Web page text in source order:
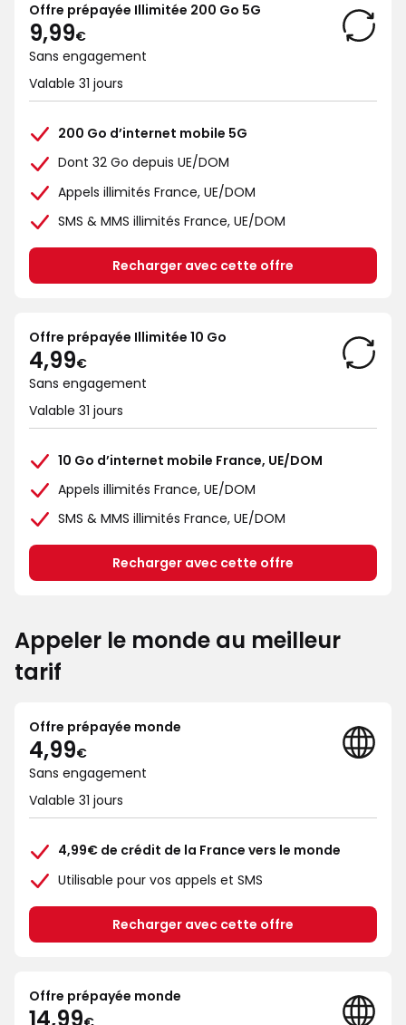
Offre prépayée Illimitée 200 Go 5G
9,99€
9€99
Sans engagement
Valable 31 jours
200 Go d’internet mobile 5G
Dont 32 Go depuis UE/DOM
Appels illimités France, UE/DOM
SMS & MMS illimités France, UE/DOM
Recharger avec cette offre
Offre prépayée Illimitée 10 Go
4,99€
4€99
Sans engagement
Valable 31 jours
10 Go d’internet mobile France, UE/DOM
Appels illimités France, UE/DOM
SMS & MMS illimités France, UE/DOM
Recharger avec cette offre
Appeler le monde au meilleur
tarif
Offre prépayée monde
4,99€
4€99
Sans engagement
Valable 31 jours
4,99€ de crédit de la France vers le monde
Utilisable pour vos appels et SMS
Recharger avec cette offre
Offre prépayée monde
14,99
14€99